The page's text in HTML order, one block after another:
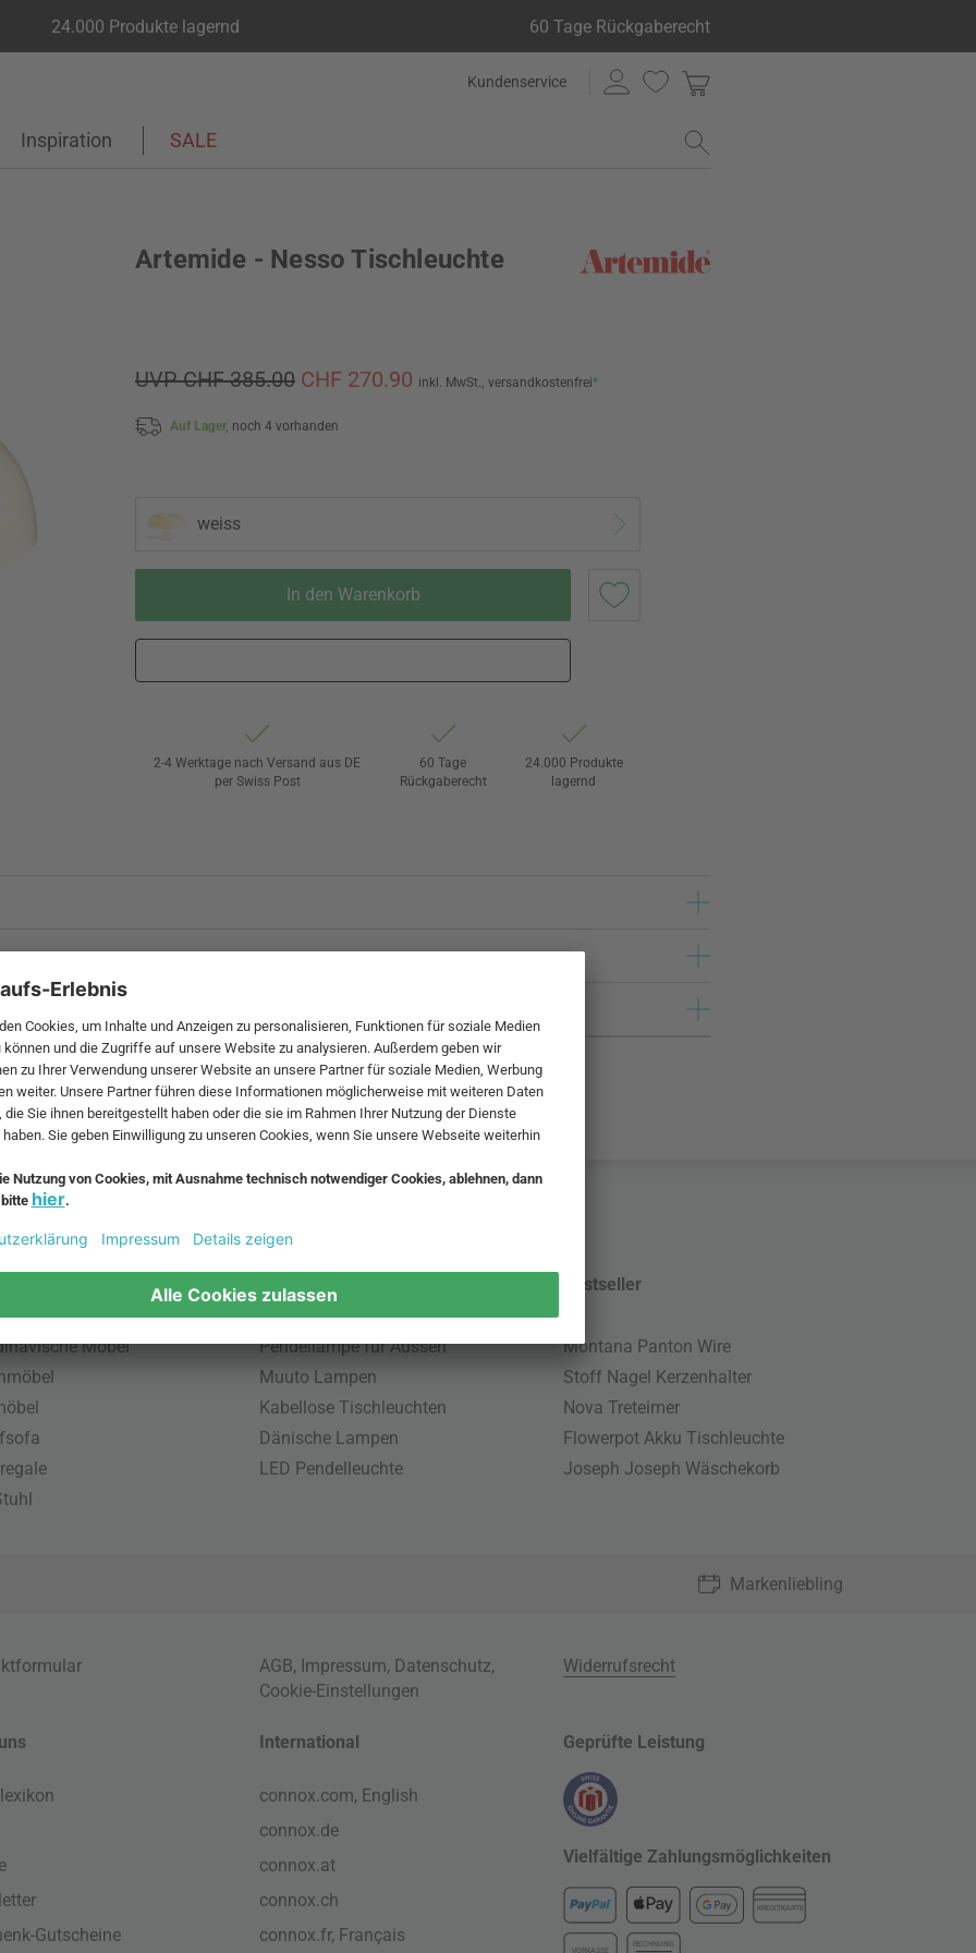
24.000 Produkte lagernd 60 Tage Rückgaberecht
Kundenservice
Inspiration SALE
Artemide - Nesso Tischleuchte
UVP CHF 385.00 CHF 270.90 inkl. MwSt., versandkostenfrei*
Auf Lager, noch 4 vorhanden
weiss
In den Warenkorb
2-4 Werktage nach Versand aus DE
per Swiss Post
60 Tage
Rückgaberecht
24.000 Produkte
lagernd
und zzgl.
Möbel
Beliebte Leuchten
Pendellampe für Aussen
Muuto Lampen
Kabellose Tischleuchten
Dänische Lampen
LED Pendelleuchte
Bestseller
Montana Panton Wire
Stoff Nagel Kerzenhalter
Nova Treteimer
Flowerpot Akku Tischleuchte
Joseph Joseph Wäschekorb
Markenliebling
AGB, Impressum, Datenschutz,
Cookie-Einstellungen
Widerrufsrecht
Gutscheine
International
connox.com, English
connox.de
connox.at
connox.ch
connox.fr, Français
Geprüfte Leistung
Vielfältige Zahlungsmöglichkeiten
KREDITKARTE
VORKASSE
RECHNUNG